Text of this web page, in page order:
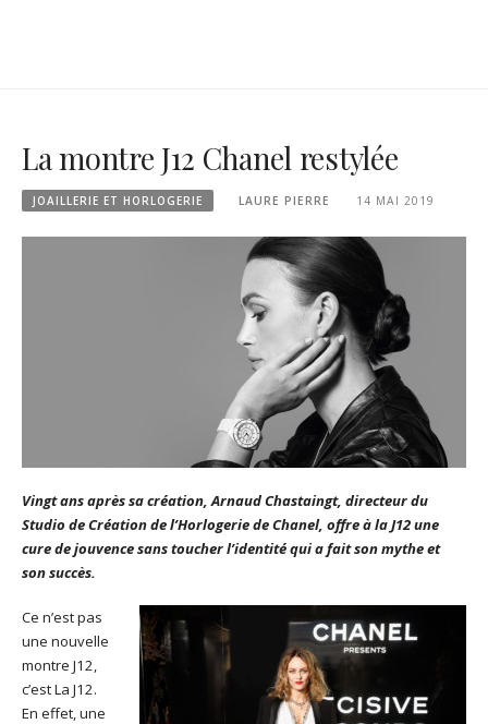
La montre J12 Chanel restylée
JOAILLERIE ET HORLOGERIE LAURE PIERRE 14 MAI 2019
Vingt ans après sa création, Arnaud Chastaingt, directeur du
Studio de Création de l’Horlogerie de Chanel, offre à la J12 une
cure de jouvence sans toucher l’identité qui a fait son mythe et
son succès.
Ce n’est pas
une nouvelle
montre J12,
c’est La J12.
En effet, une